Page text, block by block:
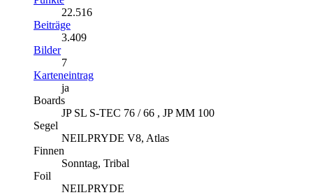
22.516
Beiträge
3.409
Bilder
7
Karteneintrag
ja
Boards
JP SL S-TEC 76 / 66 , JP MM 100
Segel
NEILPRYDE V8, Atlas
Finnen
Sonntag, Tribal
Foil
NEILPRYDE